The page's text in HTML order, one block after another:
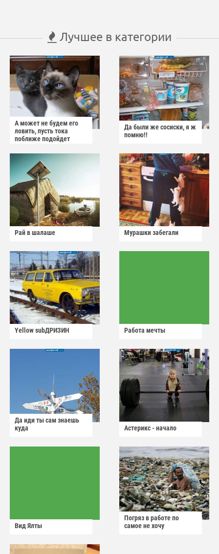
Лучшее в категории
А может не будем его
ловить, пусть тока
поближе подойдет
Да были же сосиски, я ж
помню!!
Рай в шалаше Мурашки забегали
Yellow subДРИЗИН Работа мечты
Да иди ты сам знаешь
куда
Астерикс - начало
Вид Ялты
Погряз в работе по
самое не хочу